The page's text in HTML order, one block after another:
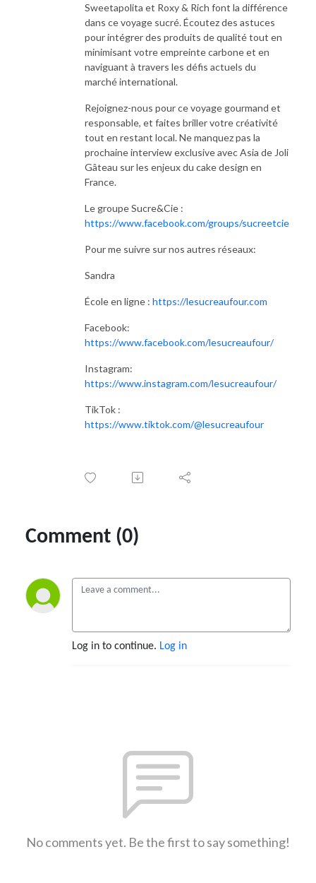
Sweetapolita et Roxy & Rich font la différence
dans ce voyage sucré. Écoutez des astuces
pour intégrer des produits de qualité tout en
minimisant votre empreinte carbone et en
naviguant à travers les défis actuels du
marché international.
Rejoignez-nous pour ce voyage gourmand et
responsable, et faites briller votre créativité
tout en restant local. Ne manquez pas la
prochaine interview exclusive avec Asia de Joli
Gâteau sur les enjeux du cake design en
France.
Le groupe Sucre&Cie :
https://www.facebook.com/groups/sucreetcie
Pour me suivre sur nos autres réseaux:
Sandra
École en ligne : https://lesucreaufour.com
Facebook:
https://www.facebook.com/lesucreaufour/
Instagram:
https://www.instagram.com/lesucreaufour/
TikTok :
https://www.tiktok.com/@lesucreaufour
Comment (0)
Log in to continue. Log in
No comments yet. Be the first to say something!